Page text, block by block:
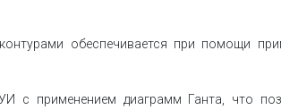
обеспечивается при помощи
с применением диаграмм Ганта, что